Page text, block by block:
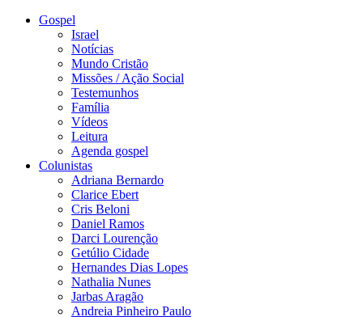
Gospel
Israel
Notícias
Mundo Cristão
Missões / Ação Social
Testemunhos
Família
Vídeos
Leitura
Agenda gospel
Colunistas
Adriana Bernardo
Clarice Ebert
Cris Beloni
Daniel Ramos
Darci Lourenção
Getúlio Cidade
Hernandes Dias Lopes
Nathalia Nunes
Jarbas Aragão
Andreia Pinheiro Paulo